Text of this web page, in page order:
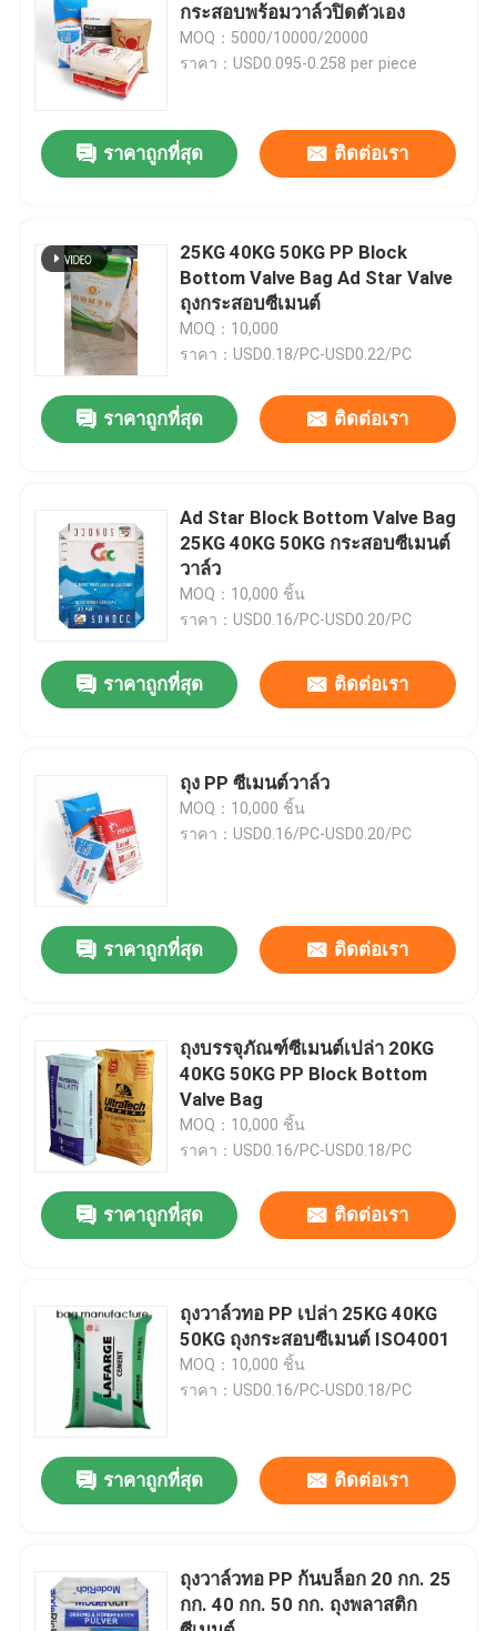
สินค้า
เกี่ยวกับเรา
ทัวร์โรงงาน
ติดต่อเรา
ข่าว
ขอใบเสนอราคา
ถุง PP ซีเมนต์
กระสอบพร้อมวาล์วปิดตัวเอง
MOQ：5000/10000/20000
ราคา：USD0.095-0.258 per piece
ราคาถูกที่สุด ติดต่อเรา
25KG 40KG 50KG PP Block
Bottom Valve Bag Ad Star Valve
ถุงกระสอบซีเมนต์
MOQ：10,000
ราคา：USD0.18/PC-USD0.22/PC
ราคาถูกที่สุด ติดต่อเรา
Ad Star Block Bottom Valve Bag
25KG 40KG 50KG กระสอบซีเมนต์
วาล์ว
MOQ：10,000 ชิ้น
ราคา：USD0.16/PC-USD0.20/PC
ราคาถูกที่สุด ติดต่อเรา
ถุง PP ซีเมนต์วาล์ว
MOQ：10,000 ชิ้น
ราคา：USD0.16/PC-USD0.20/PC
ราคาถูกที่สุด ติดต่อเรา
ถุงบรรจุภัณฑ์ซีเมนต์เปล่า 20KG
40KG 50KG PP Block Bottom
Valve Bag
MOQ：10,000 ชิ้น
ราคา：USD0.16/PC-USD0.18/PC
ราคาถูกที่สุด ติดต่อเรา
ถุงวาล์วทอ PP เปล่า 25KG 40KG
50KG ถุงกระสอบซีเมนต์ ISO4001
MOQ：10,000 ชิ้น
ราคา：USD0.16/PC-USD0.18/PC
ราคาถูกที่สุด ติดต่อเรา
ถุงวาล์วทอ PP ก้นบล็อก 20 กก. 25
กก. 40 กก. 50 กก. ถุงพลาสติก